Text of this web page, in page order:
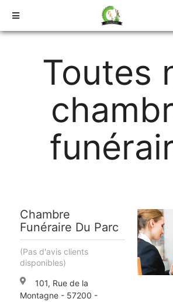
DÉMARCHES
CRÉMATION / INCINÉRATION
TRANSPORT
ORGANISATION / PRÉPARATION
URGENCE / ASSISTANCE
Toutes
Chambre
Funéraire Du Parc
(Pas d'avis clients
disponibles)
101, Rue de la
Montagne - 57200 -